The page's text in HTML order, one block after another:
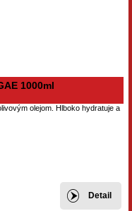
1000ml
olejom. Hlboko hydratuje a
Detail